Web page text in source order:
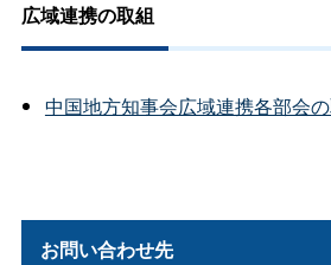
広域連携の取組
中国地方知事会広域連携各部会
お問い合わせ先